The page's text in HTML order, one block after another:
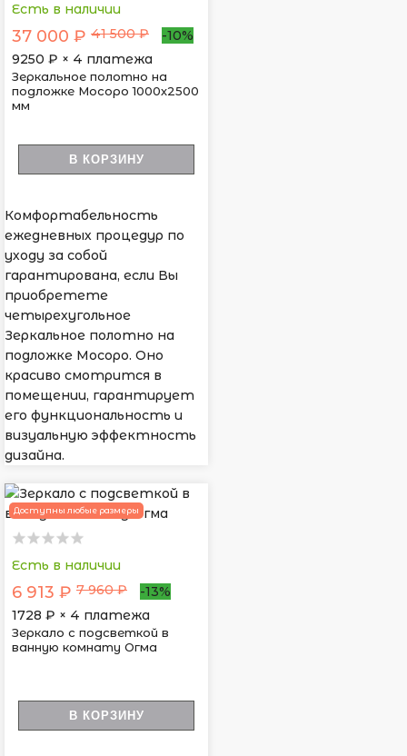
Есть в наличии
37 000 ₽ 41 500 ₽
-10%
9250 ₽ × 4 платежа
Зеркальное полотно на
подложке Мосоро 1000х2500
мм
В КОРЗИНУ
Комфортабельность
ежедневных процедур по
уходу за собой
гарантирована, если Вы
приобретете
четырехугольное
Зеркальное полотно на
подложке Мосоро. Оно
красиво смотрится в
помещении, гарантирует
его функциональность и
визуальную эффектность
дизайна.
Доступны любые размеры
Есть в наличии
6 913 ₽ 7 960 ₽
-13%
1728 ₽ × 4 платежа
Зеркало с подсветкой в
ванную комнату Огма
В КОРЗИНУ